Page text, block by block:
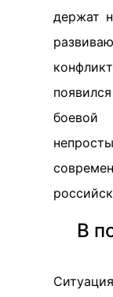
держат
В